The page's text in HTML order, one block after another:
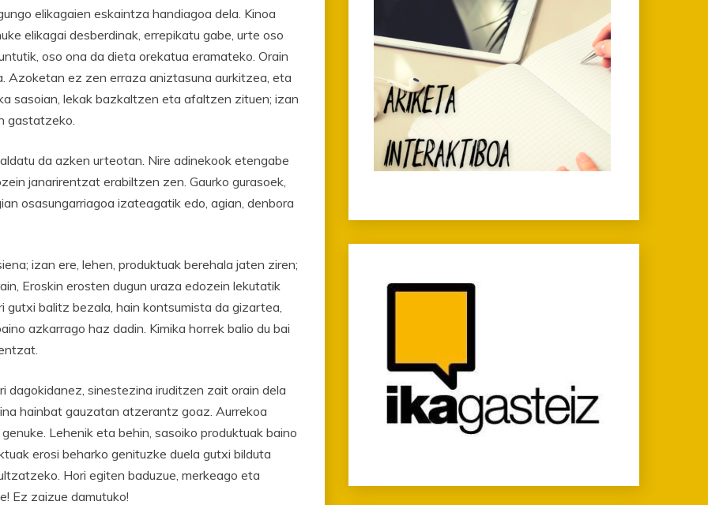
elikagaien eskaintza handiagoa dela. Kinoa
elikagai desberdinak, errepikatu gabe, urte oso
oso ona da dieta orekatua eramateko. Orain
Azoketan ez zen erraza aniztasuna aurkitzea, eta
sasoian, lekak bazkaltzen eta afaltzen zituen; izan
gastatzeko.
da azken urteotan. Nire adinekook etengabe
janarirentzat erabiltzen zen. Gaurko gurasoek,
osasungarriagoa izateagatik edo, agian, denbora
izan ere, lehen, produktuak berehala jaten ziren;
Eroskin erosten dugun uraza edozein lekutatik
balitz bezala, hain kontsumista da gizartea,
azkarrago haz dadin. Kimika horrek balio du bai
dagokidanez, sinestezina iruditzen zait orain dela
hainbat gauzatan atzerantz goaz. Aurrekoa
Lehenik eta behin, sasoiko produktuak baino
erosi beharko genituzke duela gutxi bilduta
Hori egiten baduzue, merkeago eta
Ez zaizue damutuko!